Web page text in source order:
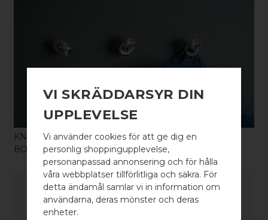
WELCOME TO
KÖP
KNOPP / KROK KNOT 35
BORSTAD NICKEL
VI SKRÄDDARSYR DIN
UPPLEVELSE
Vi använder cookies för att ge dig en
personlig shoppingupplevelse,
personanpassad annonsering och för hålla
våra webbplatser tillförlitliga och säkra. För
detta ändamål samlar vi in information om
användarna, deras mönster och deras
enheter.